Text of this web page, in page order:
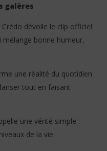
galères
dévoile le clip officiel
mélange bonne humeur,
une réalité du quotidien
tout en faisant
une vérité simple :
de la vie.